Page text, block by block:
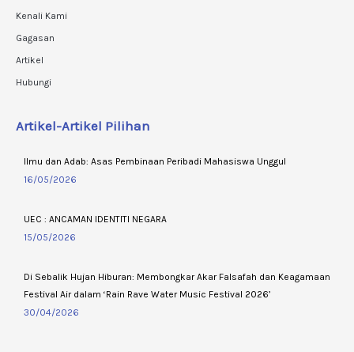
Kenali Kami
Gagasan
Artikel
Hubungi
Artikel-Artikel Pilihan
Ilmu dan Adab: Asas Pembinaan Peribadi Mahasiswa Unggul
16/05/2026
UEC : ANCAMAN IDENTITI NEGARA
15/05/2026
Di Sebalik Hujan Hiburan: Membongkar Akar Falsafah dan Keagamaan
Festival Air dalam ‘Rain Rave Water Music Festival 2026’
30/04/2026